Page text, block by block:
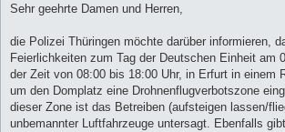
i
a
Sehr geehrte Damen und Herren,
die Polizei Thüringen möchte darüber informieren,
Feierlichkeiten zum Tag der Deutschen Einheit am
der Zeit von 08:00 bis 18:00 Uhr, in Erfurt in einem
um den Domplatz eine Drohnenflugverbotszone
dieser Zone ist das Betreiben (aufsteigen lassen/
unbemannter Luftfahrzeuge untersagt. Ebenfalls